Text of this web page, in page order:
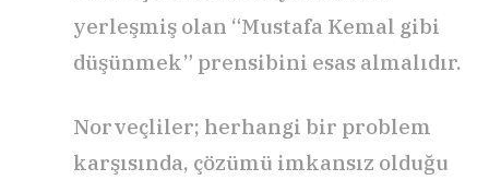
yerleşmiş olan “Mustafa Kemal gibi
düşünmek” prensibini esas almalıdır.
Norveçliler; herhangi bir problem
karşısında, çözümü imkansız olduğu